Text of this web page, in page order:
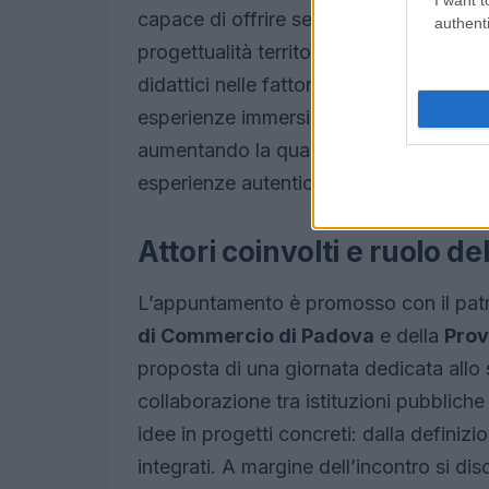
capace di offrire servizi educativi,
progettualità territoriali significa
didattici nelle fattorie, e a eventi che
esperienze immersive possono
aumentando la qualità dell’offerta e
esperienze autentiche e sostenibili.
Attori coinvolti e ruolo
L’appuntamento è promosso con il
di Commercio di Padova e della
proposta di una giornata dedicata
collaborazione tra istituzioni
idee in progetti concreti: dalla
integrati. A margine dell’incontro si